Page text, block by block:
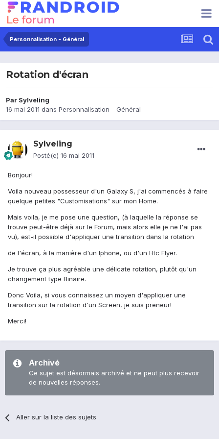
Personnalisation - Général
Rotation d'écran
Par Sylveling
16 mai 2011 dans Personnalisation - Général
Sylveling
Posté(e) 16 mai 2011
Bonjour!
Voila nouveau possesseur d'un Galaxy S, j'ai commencés à faire
quelque petites "Customisations" sur mon Home.
Mais voila, je me pose une question, (à laquelle la réponse se
trouve peut-être déjà sur le Forum, mais alors elle je ne l'ai pas
vu), est-il possible d'appliquer une transition dans la rotation
de l'écran, à la manière d'un Iphone, ou d'un Htc Flyer.
Je trouve ça plus agréable une délicate rotation, plutôt qu'un
changement type Binaire.
Donc Voila, si vous connaissez un moyen d'appliquer une
transition sur la rotation d'un Screen, je suis preneur!
Merci!
Archivé
Ce sujet est désormais archivé et ne peut plus recevoir
de nouvelles réponses.
Aller sur la liste des sujets